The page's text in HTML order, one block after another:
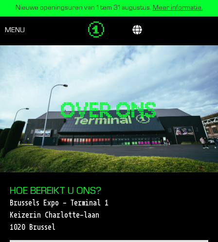
Nieuwe openingsuren van 1 tem 31 augustus. Meer informatie.
MENU
OVER ONS
HOE BEREIKT U ONS?
Brussels Expo – Terminal 1
Keizerin Charlotte-laan
1020 Brussel